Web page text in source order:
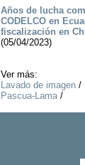
Años de lucha
CODELCO en
fiscalización en
(05/04/2023)
Ver más:
Lavado de imagen/
Pascua-Lama/